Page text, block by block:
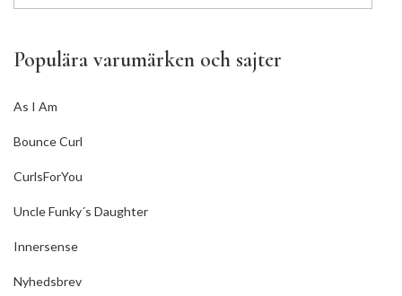
Populära varumärken och sajter
As I Am
Bounce Curl
CurlsForYou
Uncle Funky´s Daughter
Innersense
Nyhedsbrev